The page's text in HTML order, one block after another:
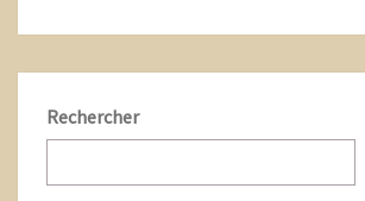
Rechercher